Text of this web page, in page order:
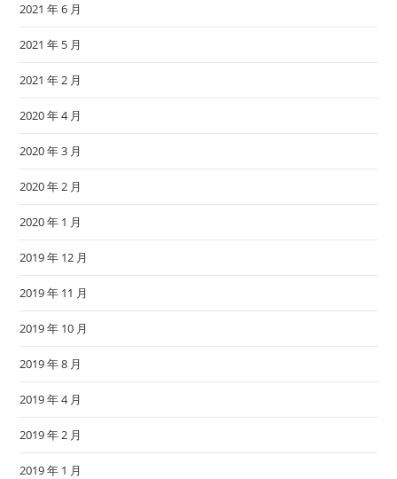
2021 年 6 月
2021 年 5 月
2021 年 2 月
2020 年 4 月
2020 年 3 月
2020 年 2 月
2020 年 1 月
2019 年 12 月
2019 年 11 月
2019 年 10 月
2019 年 8 月
2019 年 4 月
2019 年 2 月
2019 年 1 月